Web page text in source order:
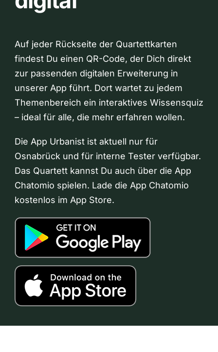
Auf jeder Rückseite der Quartettkarten
findest Du einen QR-Code, der Dich direkt
zur passenden digitalen Erweiterung in
unserer App führt. Dort wartet zu jedem
Themenbereich ein interaktives Wissensquiz
– ideal für alle, die mehr erfahren wollen.
Die App Urbanist ist aktuell nur für
Osnabrück und für interne Tester verfügbar.
Das Quartett kannst Du auch über die App
Chatomio spielen. Lade die App Chatomio
kostenlos im App Store.